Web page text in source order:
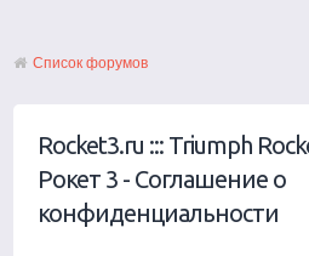
Список форумов
Rocket3.ru ::: Triumph
Рокет 3 - Соглашение о
конфиденциальности